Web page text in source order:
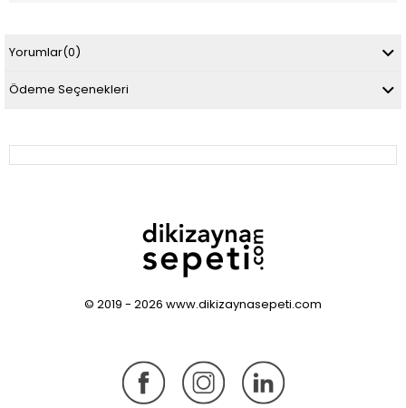
Yorumlar(0)
Ödeme Seçenekleri
© 2019 - 2026 www.dikizaynasepeti.com